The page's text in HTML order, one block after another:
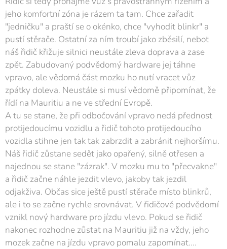
jeho komfortní zóna je rázem ta tam. Chce zařadit
"jedničku" a praští se o okénko, chce "vyhodit blinkr" a
pustí stěrače. Ostatní za ním troubí jako zběsilí, neboť
náš řidič křižuje silnici neustále zleva doprava a zase
zpět. Zabudovaný podvědomý hardware jej táhne
vpravo, ale vědomá část mozku ho nutí vracet vůz
zpátky doleva. Neustále si musí vědomě připomínat, že
řídí na Mauritiu a ne ve střední Evropě.
A tu se stane, že při odbočování vpravo nedá přednost
protijedoucímu vozidlu a řidič tohoto protijedoucího
vozidla stihne jen tak tak zabrzdit a zabránit nejhoršímu.
Náš řidič zůstane sedět jako opařený, silně otřesen a
najednou se stane "zázrak". V mozku mu to "přecvakne"
a řidič začne náhle jezdit vlevo, jakoby tak jezdil
odjakživa. Občas sice ještě pustí stěrače místo blinkrů,
ale i to se začne rychle srovnávat. V řidičově podvědomí
vznikl nový hardware pro jízdu vlevo. Pokud se řidič
nakonec rozhodne zůstat na Mauritiu již na vždy, jeho
mozek začne na jízdu vpravo pomalu zapomínat....